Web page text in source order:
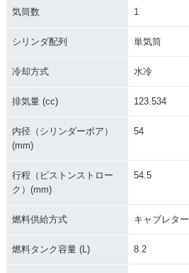
気筒数 1
シリンダ配列 単気筒
冷却方式 水冷
排気量 (cc) 123.534
内径（シリンダーボア）
(mm)
54
行程（ピストンストロー
ク）(mm)
54.5
燃料供給方式 キャブレター
燃料タンク容量 (L) 8.2